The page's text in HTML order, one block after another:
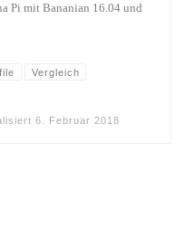
Pi mit Bananian 16.04 und
Vergleich
6. Februar 2018